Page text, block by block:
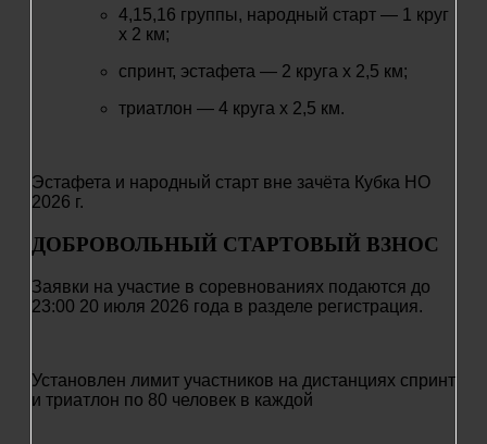
4,15,16 группы, народный старт — 1 круг
х 2 км;
спринт, эстафета — 2 круга х 2,5 км;
триатлон — 4 круга х 2,5 км.
Эстафета и народный старт вне зачёта Кубка НО
2026 г.
ДОБРОВОЛЬНЫЙ СТАРТОВЫЙ ВЗНОС
Заявки на участие в соревнованиях подаются до
23:00 20 июля 2026 года в разделе регистрация.
Установлен лимит участников на дистанциях спринт
и триатлон по 80 человек в каждой